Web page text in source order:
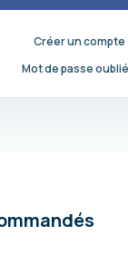
Créer un compte
Mot de passe